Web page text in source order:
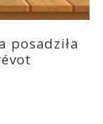
posadziła